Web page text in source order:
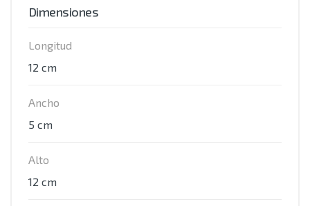
Dimensiones
Longitud
12 cm
Ancho
5 cm
Alto
12 cm